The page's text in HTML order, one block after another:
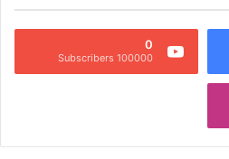
0
100000 Subscribers